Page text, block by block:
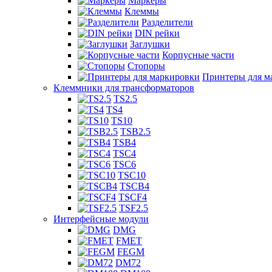
Клеммы
Разделители
DIN рейки
Заглушки
Корпусные части
Стопоры
Принтеры для
Клеммники для трансформаторов
TS2.5
TS4
TS10
TSB2.5
TSB4
TSC4
TSC6
TSC10
TSCB4
TSCF4
TSF2.5
Интерфейсные модули
DMG
FMET
FEGM
DM72